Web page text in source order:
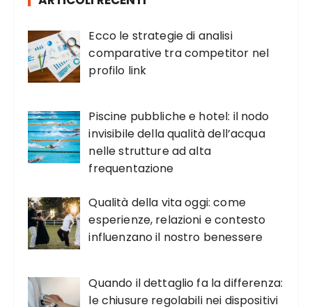
Ecco le strategie di analisi
comparative tra competitor nel
profilo link
Piscine pubbliche e hotel: il nodo
invisibile della qualità dell’acqua
nelle strutture ad alta
frequentazione
Qualità della vita oggi: come
esperienze, relazioni e contesto
influenzano il nostro benessere
Quando il dettaglio fa la differenza:
le chiusure regolabili nei dispositivi